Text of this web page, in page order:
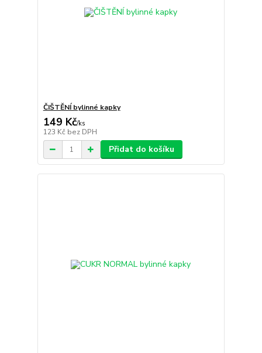
ČIŠTĚNÍ bylinné kapky
149 Kč/ks
123 Kč bez DPH
Přidat do košíku